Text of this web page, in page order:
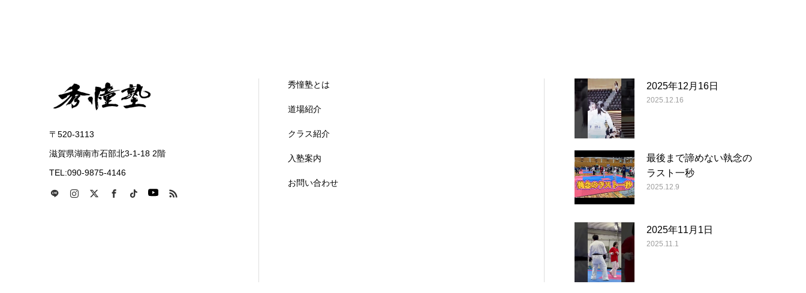
〒520-3113
滋賀県湖南市石部北3-1-18 2階
TEL:090-9875-4146
秀憧塾とは
道場紹介
クラス紹介
入塾案内
お問い合わせ
2025年12月16日
2025.12.16
最後まで諦めない執念の
ラスト一秒
2025.12.9
2025年11月1日
2025.11.1